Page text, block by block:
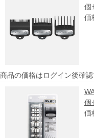
個
価
商品の価格はログイン後確
個
価